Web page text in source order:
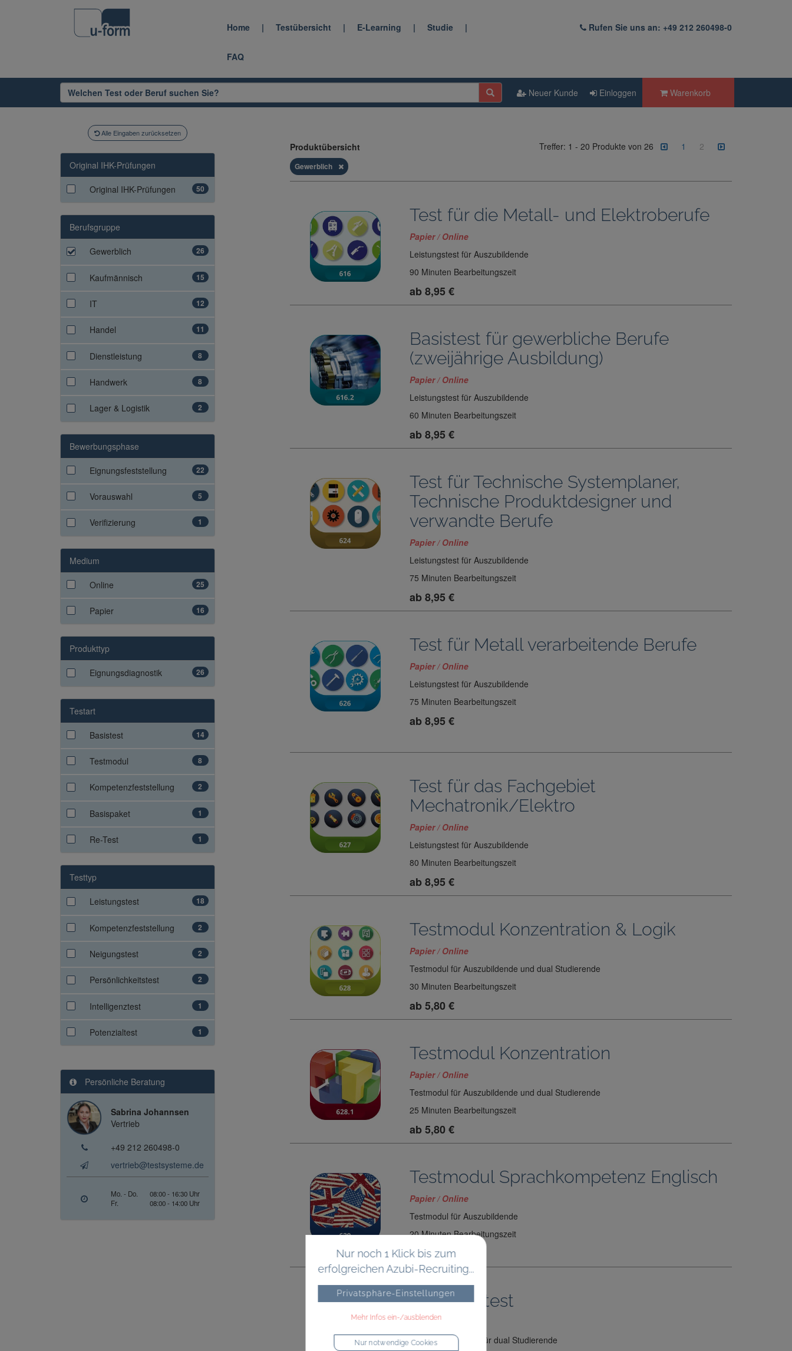
Home | Testübersicht | E-Learning | Studie |
FAQ
Rufen Sie uns an: +49 212 260498-0
Neuer Kunde Einloggen Warenkorb
Alle Eingaben zurücksetzen
Original IHK-Prüfungen
Original IHK-Prüfungen 50
Berufsgruppe
Gewerblich 26
Kaufmännisch 15
IT 12
Handel 11
Dienstleistung 8
Handwerk 8
Lager & Logistik 2
Bewerbungsphase
Eignungsfeststellung 22
Vorauswahl 5
Verifizierung 1
Medium
Online 25
Papier 16
Produkttyp
Eignungsdiagnostik 26
Testart
Basistest 14
Testmodul 8
Kompetenzfeststellung 2
Basispaket 1
Re-Test 1
Testtyp
Leistungstest 18
Kompetenzfeststellung 2
Neigungstest 2
Persönlichkeitstest 2
Intelligenztest 1
Potenzialtest 1
Persönliche Beratung
Sabrina Johannsen
Vertrieb
+49 212 260498-0
vertrieb@testsysteme.de
Mo. - Do.
08:00 - 16:30 Uhr
Fr.
08:00 - 14:00 Uhr
Produktübersicht Treffer: 1 - 20 Produkte von 26 1 2
Gewerblich
Test für die Metall- und Elektroberufe
Papier / Online
Leistungstest für Auszubildende
90 Minuten Bearbeitungszeit
ab 8,95 €
Basistest für gewerbliche Berufe
(zweijährige Ausbildung)
Papier / Online
Leistungstest für Auszubildende
60 Minuten Bearbeitungszeit
ab 8,95 €
Test für Technische Systemplaner,
Technische Produktdesigner und
verwandte Berufe
Papier / Online
Leistungstest für Auszubildende
75 Minuten Bearbeitungszeit
ab 8,95 €
Test für Metall verarbeitende Berufe
Papier / Online
Leistungstest für Auszubildende
75 Minuten Bearbeitungszeit
ab 8,95 €
Test für das Fachgebiet
Mechatronik/Elektro
Papier / Online
Leistungstest für Auszubildende
80 Minuten Bearbeitungszeit
ab 8,95 €
Testmodul Konzentration & Logik
Papier / Online
Testmodul für Auszubildende und dual Studierende
30 Minuten Bearbeitungszeit
ab 5,80 €
Testmodul Konzentration
Papier / Online
Testmodul für Auszubildende und dual Studierende
25 Minuten Bearbeitungszeit
ab 5,80 €
Testmodul Sprachkompetenz Englisch
Papier / Online
Testmodul für Auszubildende
20 Minuten Bearbeitungszeit
ab 5,80 €
Potenzialtest
Online
Persönlichkeitstest für dual Studierende
Nur noch 1 Klick bis zum
erfolgreichen Azubi-Recruiting...
Privatsphäre-Einstellungen
Mehr Infos ein-/ausblenden
Nur notwendige Cookies